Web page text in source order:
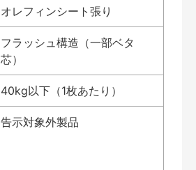
オレフィンシート張り
フラッシュ構造（一部ベタ
芯）
40kg以下（1枚あたり）
告示対象外製品